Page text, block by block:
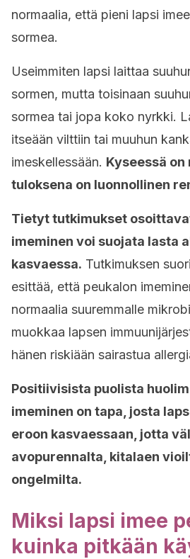
normaalia, että pieni lapsi
sormea.
Useimmiten lapsi laittaa
sormen, mutta toisinaan
sormea tai jopa koko nyrkki.
itseään vilttiin tai muuhun
imeskellessään. Kyseessä
tuloksena on luonnollinen
Tietyt tutkimukset
imeminen voi suojata lasta
kasvaessa. Tutkimuksen
esittää, että peukalon
normaalia suuremmalle
muokkaa lapsen
hänen riskiään sairastua
Positiivisista puolista
imeminen on tapa, josta
eroon kasvaessaan, jotta
avopurennalta, kitalaen
ongelmilta.
Miksi lapsi imee
kuinka pitkään